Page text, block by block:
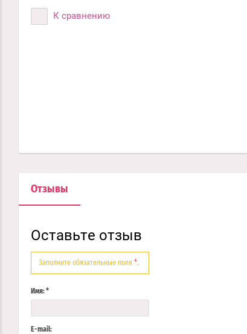
К сравнению
Отзывы
Оставьте отзыв
Заполните обязательные поля *.
Имя:*
E-mail: